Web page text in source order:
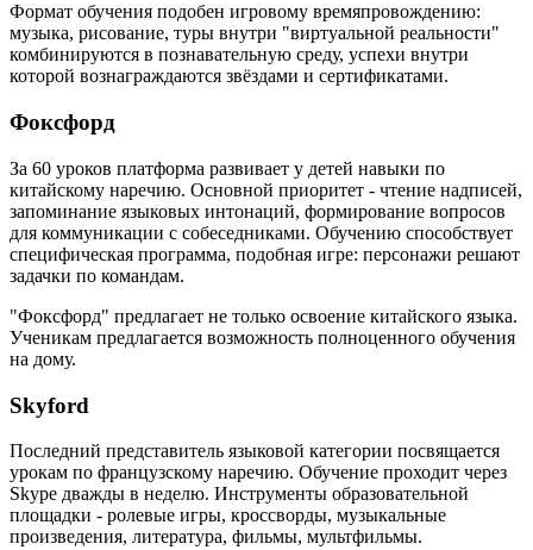
Формат обучения подобен игровому времяпровождению:
музыка, рисование, туры внутри "виртуальной реальности"
комбинируются в познавательную среду, успехи внутри
которой вознаграждаются звёздами и сертификатами.
Фоксфорд
За 60 уроков платформа развивает у детей навыки по
китайскому наречию. Основной приоритет - чтение надписей,
запоминание языковых интонаций, формирование вопросов
для коммуникации с собеседниками. Обучению способствует
специфическая программа, подобная игре: персонажи решают
задачки по командам.
"Фоксфорд" предлагает не только освоение китайского языка.
Ученикам предлагается возможность полноценного обучения
на дому.
Skyford
Последний представитель языковой категории посвящается
урокам по французскому наречию. Обучение проходит через
Skype дважды в неделю. Инструменты образовательной
площадки - ролевые игры, кроссворды, музыкальные
произведения, литература, фильмы, мультфильмы.